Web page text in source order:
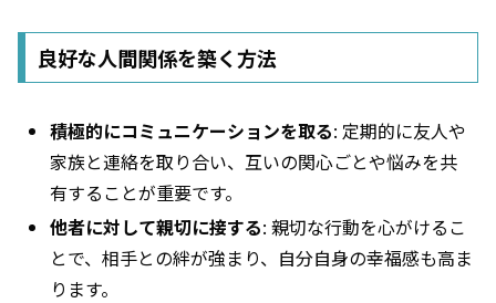
良好な人間関係を築く方法
積極的にコミュニケーションを取る: 定期的に友人や
家族と連絡を取り合い、互いの関心ごとや悩みを共
有することが重要です。
他者に対して親切に接する: 親切な行動を心がけるこ
とで、相手との絆が強まり、自分自身の幸福感も高ま
ります。